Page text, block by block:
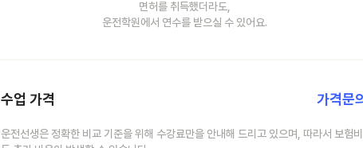
면허를 취득했더라도,
운전학원에서 연수를 받으실 수 있어요.
수업 가격 가격문
운전선생은 정확한 비교 기준을 위해 수강료만을 안내해 드리고 있으며, 따라서 보험비